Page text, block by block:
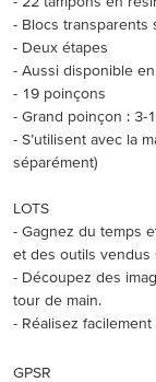
- Blocs transparents
- Deux étapes
- Aussi disponible
- 19 poinçons
- Grand poinçon : 3-
- S’utilisent avec la
séparément)
LOTS
- Gagnez du temps
et des outils vendus
- Découpez des
tour de main.
- Réalisez
GPSR